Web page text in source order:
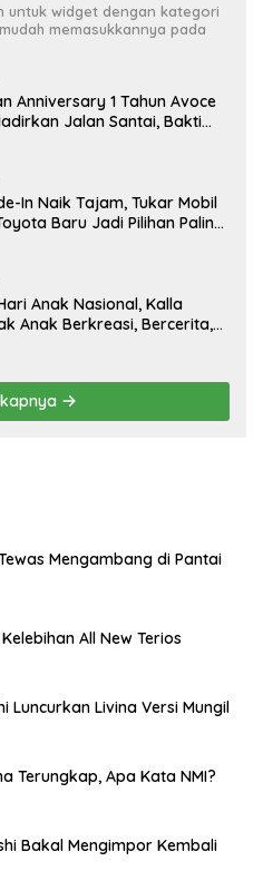
untuk widget dengan kategori
memasukkannya pada
Anniversary 1 Tahun Avoce
Jalan Santai, Bakti
In Naik Tajam, Tukar Mobil
Baru Jadi Pilihan Paling
Anak Nasional, Kalla
Anak Berkreasi, Bercerita,
Mengambang di Pantai
All New Terios
Luncurkan Livina Versi Mungil
Terungkap, Apa Kata NMI?
Bakal Mengimpor Kembali